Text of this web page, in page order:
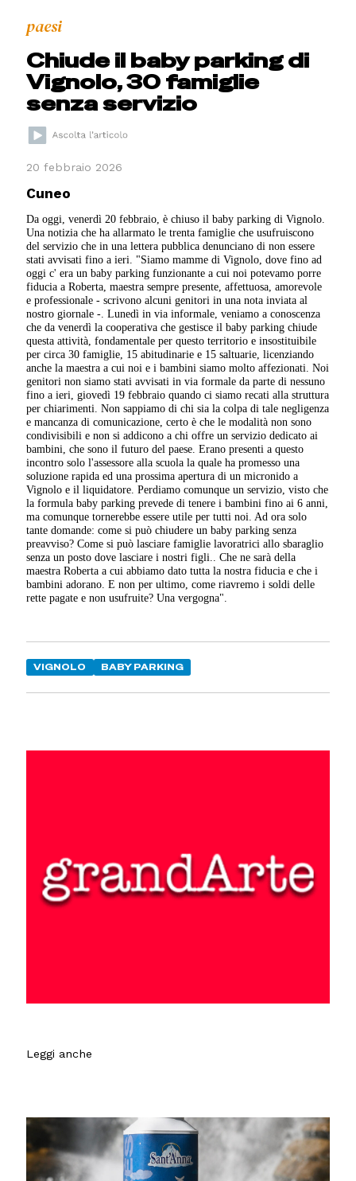
paesi
Chiude il baby parking di
Vignolo, 30 famiglie
senza servizio
20 febbraio 2026
Cuneo
Da oggi, venerdì 20 febbraio, è chiuso il baby parking di Vignolo.
Una notizia che ha allarmato le trenta famiglie che usufruiscono
del servizio che in una lettera pubblica denunciano di non essere
stati avvisati fino a ieri. "Siamo mamme di Vignolo, dove fino ad
oggi c' era un baby parking funzionante a cui noi potevamo porre
fiducia a Roberta, maestra sempre presente, affettuosa, amorevole
e professionale - scrivono alcuni genitori in una nota inviata al
nostro giornale -. Lunedì in via informale, veniamo a conoscenza
che da venerdì la cooperativa che gestisce il baby parking chiude
questa attività, fondamentale per questo territorio e insostituibile
per circa 30 famiglie, 15 abitudinarie e 15 saltuarie, licenziando
anche la maestra a cui noi e i bambini siamo molto affezionati. Noi
genitori non siamo stati avvisati in via formale da parte di nessuno
fino a ieri, giovedì 19 febbraio quando ci siamo recati alla struttura
per chiarimenti. Non sappiamo di chi sia la colpa di tale negligenza
e mancanza di comunicazione, certo è che le modalità non sono
condivisibili e non si addicono a chi offre un servizio dedicato ai
bambini, che sono il futuro del paese. Erano presenti a questo
incontro solo l'assessore alla scuola la quale ha promesso una
soluzione rapida ed una prossima apertura di un micronido a
Vignolo e il liquidatore. Perdiamo comunque un servizio, visto che
la formula baby parking prevede di tenere i bambini fino ai 6 anni,
ma comunque tornerebbe essere utile per tutti noi. Ad ora solo
tante domande: come si può chiudere un baby parking senza
preavviso? Come si può lasciare famiglie lavoratrici allo sbaraglio
senza un posto dove lasciare i nostri figli.. Che ne sarà della
maestra Roberta a cui abbiamo dato tutta la nostra fiducia e che i
bambini adorano. E non per ultimo, come riavremo i soldi delle
rette pagate e non usufruite? Una vergogna".
VIGNOLO BABY PARKING
Leggi anche